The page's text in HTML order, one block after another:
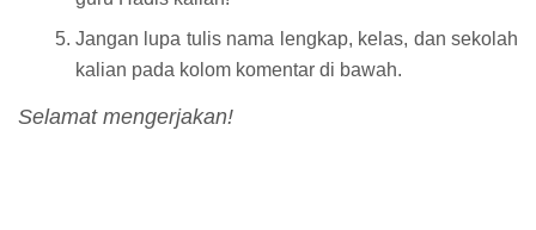
Jangan lupa tulis nama lengkap, kelas, dan sekolah
kalian pada kolom komentar di bawah.
Selamat mengerjakan!